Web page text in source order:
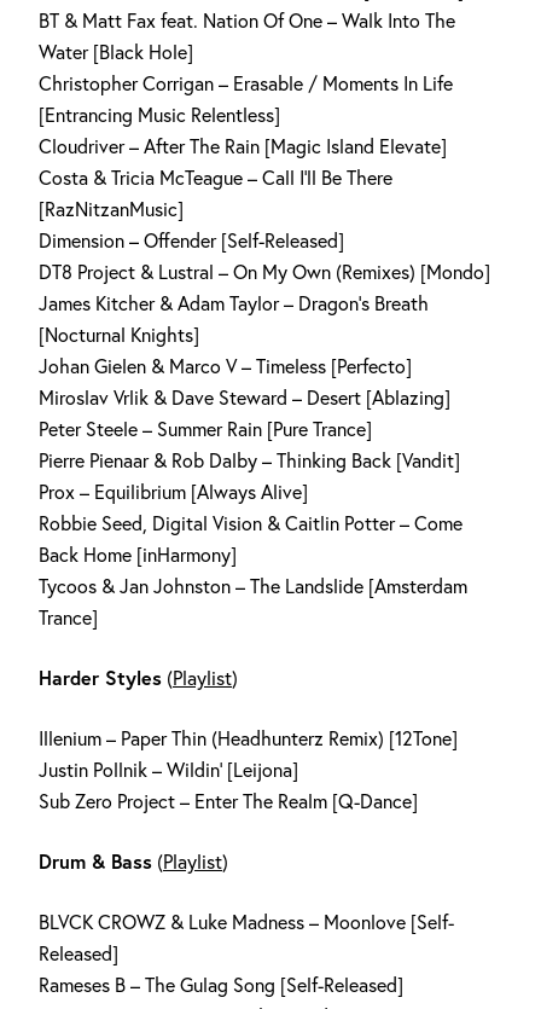
BT & Matt Fax feat. Nation Of One – Walk Into The
Water [Black Hole]
Christopher Corrigan – Erasable / Moments In Life
[Entrancing Music Relentless]
Cloudriver – After The Rain [Magic Island Elevate]
Costa & Tricia McTeague – Call I’ll Be There
[RazNitzanMusic]
Dimension – Offender [Self-Released]
DT8 Project & Lustral – On My Own (Remixes) [Mondo]
James Kitcher & Adam Taylor – Dragon’s Breath
[Nocturnal Knights]
Johan Gielen & Marco V – Timeless [Perfecto]
Miroslav Vrlik & Dave Steward – Desert [Ablazing]
Peter Steele – Summer Rain [Pure Trance]
Pierre Pienaar & Rob Dalby – Thinking Back [Vandit]
Prox – Equilibrium [Always Alive]
Robbie Seed, Digital Vision & Caitlin Potter – Come
Back Home [inHarmony]
Tycoos & Jan Johnston – The Landslide [Amsterdam
Trance]
Harder Styles (Playlist)
Illenium – Paper Thin (Headhunterz Remix) [12Tone]
Justin Pollnik – Wildin‘ [Leijona]
Sub Zero Project – Enter The Realm [Q-Dance]
Drum & Bass (Playlist)
BLVCK CROWZ & Luke Madness – Moonlove [Self-
Released]
Rameses B – The Gulag Song [Self-Released]